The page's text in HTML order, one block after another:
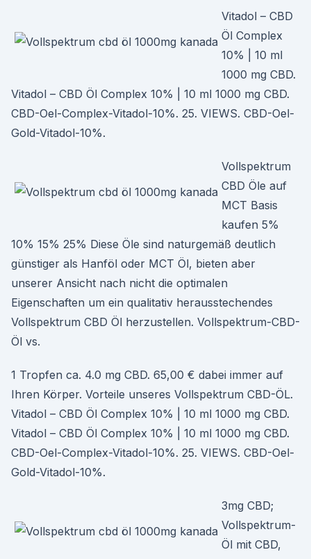
Vitadol – CBD
Öl Complex
10% | 10 ml
1000 mg CBD.
Vitadol – CBD Öl Complex 10% | 10 ml 1000 mg CBD.
CBD-Oel-Complex-Vitadol-10%. 25. VIEWS. CBD-Oel-
Gold-Vitadol-10%.
Vollspektrum
CBD Öle auf
MCT Basis
kaufen 5%
10% 15% 25% Diese Öle sind naturgemäß deutlich
günstiger als Hanföl oder MCT Öl, bieten aber
unserer Ansicht nach nicht die optimalen
Eigenschaften um ein qualitativ herausstechendes
Vollspektrum CBD Öl herzustellen. Vollspektrum-CBD-
Öl vs.
1 Tropfen ca. 4.0 mg CBD. 65,00 € dabei immer auf
Ihren Körper. Vorteile unseres Vollspektrum CBD-ÖL.
Vitadol – CBD Öl Complex 10% | 10 ml 1000 mg CBD.
Vitadol – CBD Öl Complex 10% | 10 ml 1000 mg CBD.
CBD-Oel-Complex-Vitadol-10%. 25. VIEWS. CBD-Oel-
Gold-Vitadol-10%.
3mg CBD;
Vollspektrum-
Öl mit CBD,